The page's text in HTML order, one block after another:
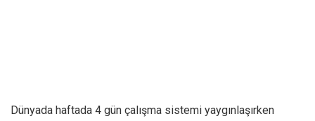
Dünyada haftada 4 gün çalışma sistemi yaygınlaşırken